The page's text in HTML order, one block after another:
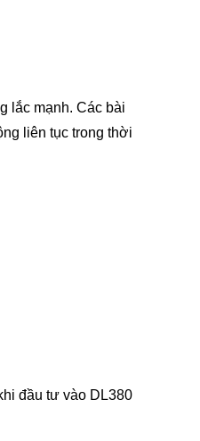
lắc mạnh. Các bài
liên tục trong thời
đầu tư vào DL380